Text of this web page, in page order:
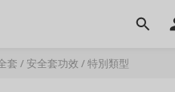
套 / 安全套功效 /特別類型